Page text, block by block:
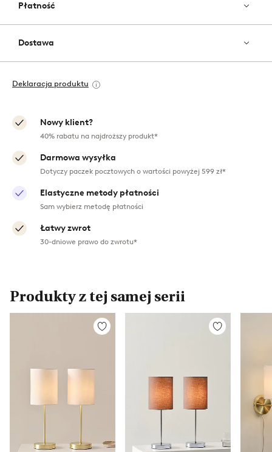
Płatność
Dostawa
Deklaracja produktu
Nowy klient?
40% rabatu na najdroższy produkt*
Darmowa wysyłka
Dotyczy paczek pocztowych o wartości powyżej 599 zł*
Elastyczne metody płatności
Sam wybierz metodę płatności
Łatwy zwrot
30-dniowe prawo do zwrotu*
Produkty z tej samej serii
Dodaj
Dodaj